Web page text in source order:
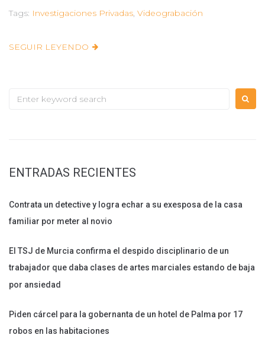
Tags: Investigaciones Privadas, Videograbación
SEGUIR LEYENDO
Search
ENTRADAS RECIENTES
Contrata un detective y logra echar a su exesposa de la casa
familiar por meter al novio
El TSJ de Murcia confirma el despido disciplinario de un
trabajador que daba clases de artes marciales estando de baja
por ansiedad
Piden cárcel para la gobernanta de un hotel de Palma por 17
robos en las habitaciones